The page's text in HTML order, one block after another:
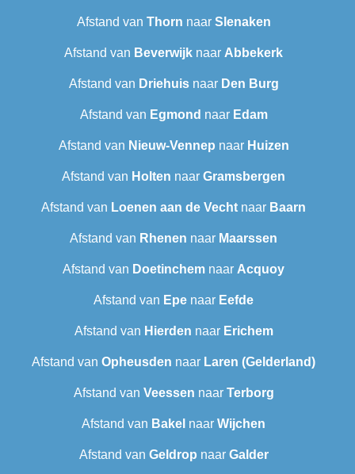
Afstand van Thorn naar Slenaken
Afstand van Beverwijk naar Abbekerk
Afstand van Driehuisnaar Den Burg
Afstand van Egmond naar Edam
Afstand van Nieuw-Vennep naar Huizen
Afstand van Holten naar Gramsbergen
Afstand van Loenen aan de Vecht naar Baarn
Afstand van Rhenen naar Maarssen
Afstand van Doetinchem naar Acquoy
Afstand van Epe naar Eefde
Afstand van Hierden naar Erichem
Afstand van Opheusden naar Laren (Gelderland)
Afstand van Veessen naar Terborg
Afstand van Bakel naar Wijchen
Afstand van Geldrop naar Galder